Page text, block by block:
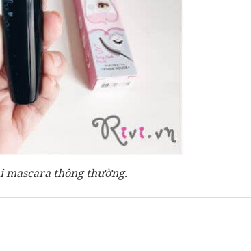
mascara thông thường.